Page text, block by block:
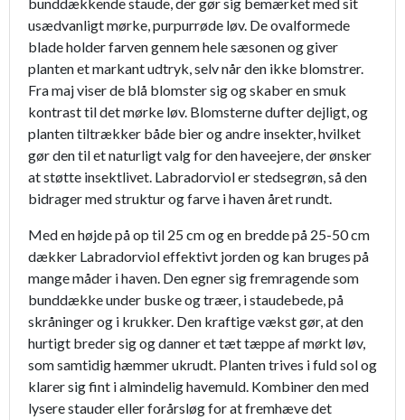
usædvanligt mørke, purpurrøde løv. De ovalformede
blade holder farven gennem hele sæsonen og giver
planten et markant udtryk, selv når den ikke blomstrer.
Fra maj viser de blå blomster sig og skaber en smuk
kontrast til det mørke løv. Blomsterne dufter dejligt, og
planten tiltrækker både bier og andre insekter, hvilket
gør den til et naturligt valg for den haveejere, der ønsker
at støtte insektlivet. Labradorviol er stedsegrøn, så den
bidrager med struktur og farve i haven året rundt.
Med en højde på op til 25 cm og en bredde på 25-50 cm
dækker Labradorviol effektivt jorden og kan bruges på
mange måder i haven. Den egner sig fremragende som
bunddække under buske og træer, i staudebede, på
skråninger og i krukker. Den kraftige vækst gør, at den
hurtigt breder sig og danner et tæt tæppe af mørkt løv,
som samtidig hæmmer ukrudt. Planten trives i fuld sol og
klarer sig fint i almindelig havemuld. Kombiner den med
lysere stauder eller forårsløg for at fremhæve det